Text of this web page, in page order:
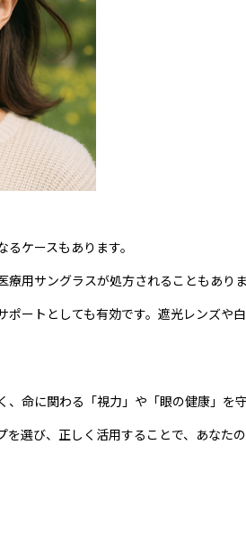
ケースもあります。
用サングラスが処方されることもありま
ートとしても有効です。遮光レンズや
命に関わる「視力」や「眼の健康」を
選び、正しく活用することで、あなた